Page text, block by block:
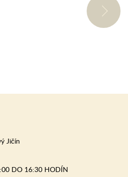
Jičín
DO 16:30 HODÍN